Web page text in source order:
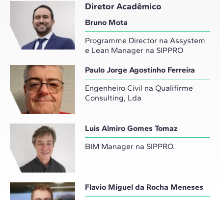
Diretor Acadêmico
Bruno Mota
Programme Director na Assystem
e Lean Manager na SIPPRO
Paulo Jorge Agostinho Ferreira
Engenheiro Civil na Qualifirme
Consulting, Lda
Luis Almiro Gomes Tomaz
BIM Manager na SIPPRO.
Flavio Miguel da Rocha Meneses